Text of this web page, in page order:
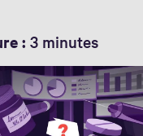
: 3 minutes